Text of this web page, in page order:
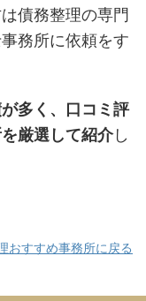
債務整理の専門
務所に依頼をす
多く、口コミ評
厳選して紹介し
おすすめ事務所に戻る